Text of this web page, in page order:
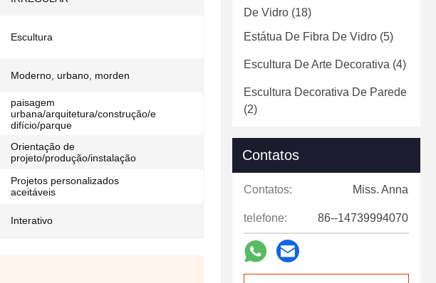
Escultura
Moderno, urbano, morden
paisagem
urbana/arquitetura/construção/e
difício/parque
Orientação de
projeto/produção/instalação
Projetos personalizados
aceitáveis
Interativo
De Vidro (18)
Estátua De Fibra De Vidro (5)
Escultura De Arte Decorativa (4)
Escultura Decorativa De Parede
(2)
Contatos
Contatos: Miss. Anna
telefone: 86--14739994070